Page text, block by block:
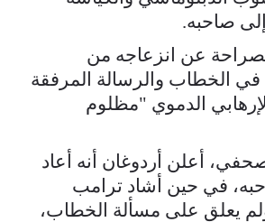
عن انزعاجه من
في الخطاب والرسالة المرفقة
الدموي "مظلوم
أعلن أردوغان أنه أعاد
في حين أشاد ترامب
ولم يعلق على مسألة الخطاب،